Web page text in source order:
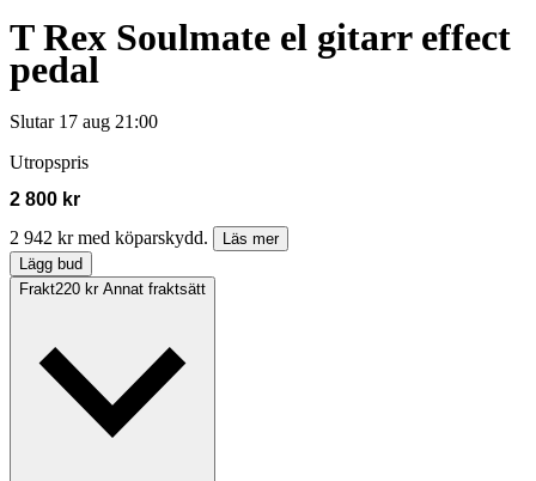
T Rex Soulmate el gitarr effect
pedal
Slutar 17 aug 21:00
Utropspris
2 800 kr
2 942 kr med köparskydd.
Läs mer
Lägg bud
Frakt220 kr Annat fraktsätt